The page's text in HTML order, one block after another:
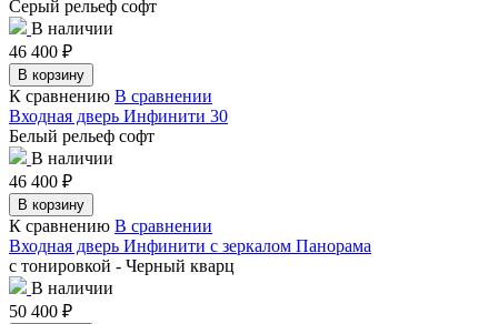
Серый рельеф софт
В наличии
46 400 ₽
В корзину
К сравнению В сравнении
Входная дверь Инфинити 30
Белый рельеф софт
В наличии
46 400 ₽
В корзину
К сравнению В сравнении
Входная дверь Инфинити с зеркалом Панорама
с тонировкой - Черный кварц
В наличии
50 400 ₽